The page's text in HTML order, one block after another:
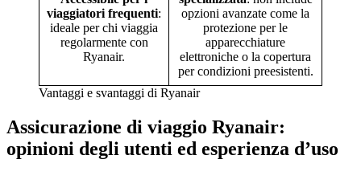
viaggiatori frequenti:
ideale per chi viaggia
regolarmente con
Ryanair.
opzioni avanzate come la
protezione per le
apparecchiature
elettroniche o la copertura
per condizioni preesistenti.
Vantaggi e svantaggi di Ryanair
Assicurazione di viaggio Ryanair:
opinioni degli utenti ed esperienza d’uso